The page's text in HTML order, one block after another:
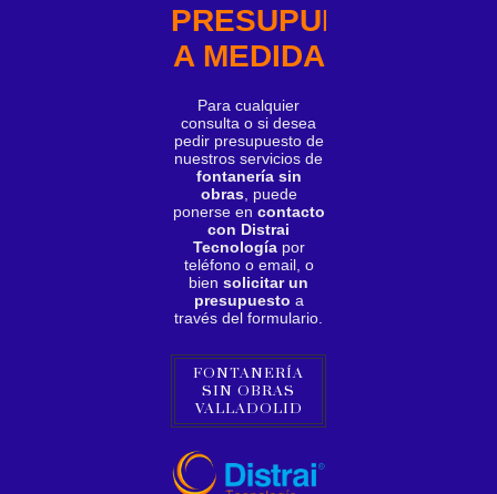
PRESUPUESTO
A MEDIDA
Para cualquier
consulta o si desea
pedir presupuesto de
nuestros servicios de
fontanería sin
obras, puede
ponerse en contacto
con Distrai
Tecnologíapor
teléfono o email, o
bien solicitar un
presupuesto a
través del formulario.
FONTANERÍA
SIN OBRAS
VALLADOLID